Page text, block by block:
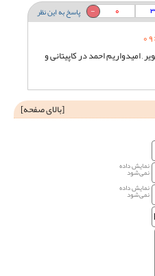
پاسخ به این نظر 0
3
, امیدواریم احمد در کاپیتانی و
[بالای صفحه]
نمایش داده
نمی‌شود
نمایش داده
نمی‌شود